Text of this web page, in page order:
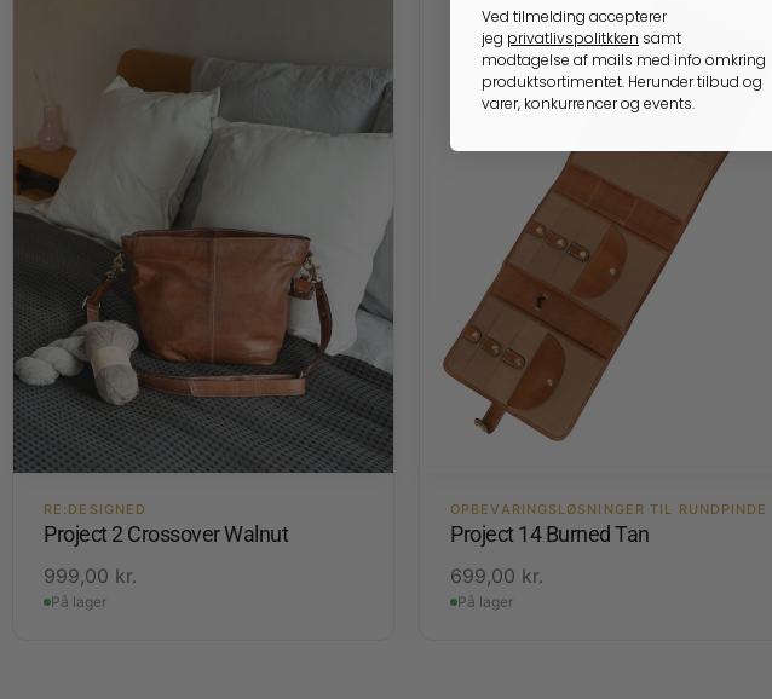
RE:DESIGNED
Project 2 Crossover Walnut
999,00 kr.
På lager
OPBEVARINGSLØSNINGER TIL RUNDPINDE
Project 14 Burned Tan
699,00 kr.
På lager
Ved tilmelding accepterer
jeg privatlivspolitkken samt
modtagelse af mails med info omkring
produktsortimentet. Herunder tilbud og
varer, konkurrencer og events.